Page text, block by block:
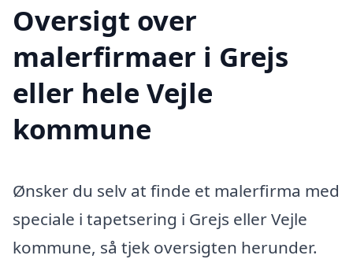
Oversigt over
malerfirmaer i Grejs
eller hele Vejle
kommune
Ønsker du selv at finde et malerfirma med
speciale i tapetsering i Grejs eller Vejle
kommune, så tjek oversigten herunder.